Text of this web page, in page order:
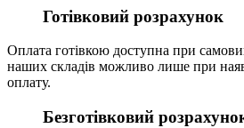
Готівковий розрахунок
Оплата готівкою доступна при
наших складів можливо лише при
оплату.
Безготівковий